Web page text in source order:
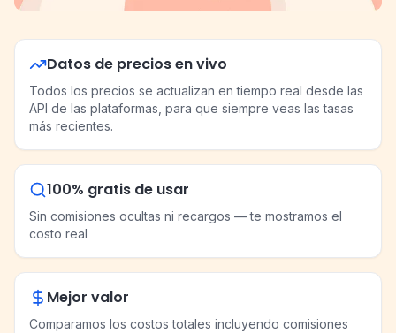
Datos de precios en vivo
Todos los precios se actualizan en tiempo real desde las
API de las plataformas, para que siempre veas las tasas
más recientes.
100% gratis de usar
Sin comisiones ocultas ni recargos — te mostramos el
costo real
Mejor valor
Comparamos los costos totales incluyendo comisiones